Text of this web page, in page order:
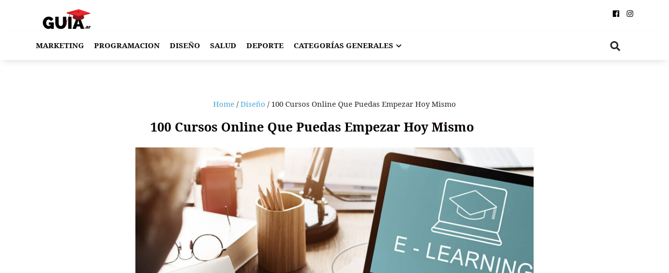
MARKETING PROGRAMACION DISEÑO SALUD DEPORTE CATEGORÍAS GENERALES
Home /Diseño / 100 Cursos Online Que Puedas Empezar Hoy Mismo
100 Cursos Online Que Puedas Empezar Hoy Mismo